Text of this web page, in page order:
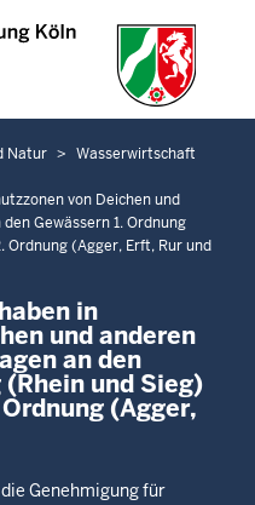
Inhalt
HAUPTMENÜ
Natur
Wasserwirtschaft
von Deichen und
Gewässern 1. Ordnung
Ordnung (Agger, Erft, Rur und
in
und anderen
an den
(Rhein und Sieg)
(Agger,
Genehmigung für